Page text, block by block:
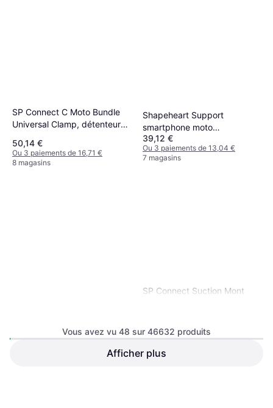
SP Connect C Moto Bundle
Universal Clamp, détenteur
Clamp
50,14 €
Ou 3 paiements de 16,71 €
8 magasins
Shapeheart Support
smartphone moto
Shapeheart Pro Boost Noir
39,12 €
Ou 3 paiements de 13,04 €
7 magasins
SP Connect Suction Mont
Vous avez vu 48 sur 46632 produits
Afficher plus